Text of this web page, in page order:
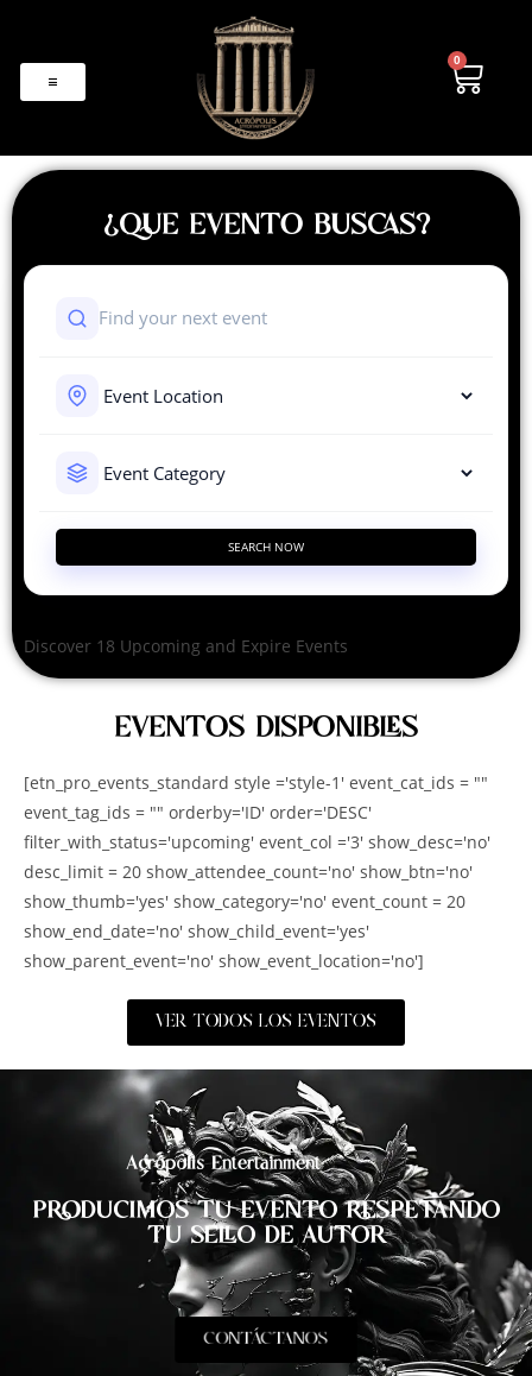
0
¿QUE EVENTO BUSCAS?
SEARCH NOW
Discover 18 Upcoming and Expire Events
EVENTOS DISPONIBLES
[etn_pro_events_standard style ='style-1' event_cat_ids = ""
event_tag_ids = "" orderby='ID' order='DESC'
filter_with_status='upcoming' event_col ='3' show_desc='no'
desc_limit = 20 show_attendee_count='no' show_btn='no'
show_thumb='yes' show_category='no' event_count = 20
show_end_date='no' show_child_event='yes'
show_parent_event='no' show_event_location='no']
VER TODOS LOS EVENTOS
Acrópolis Entertainment
PRODUCIMOS TU EVENTO RESPETANDO
TU SELLO DE AUTOR
CONTÁCTANOS